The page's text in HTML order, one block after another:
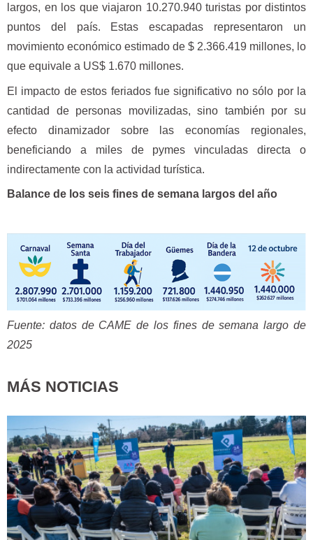
largos, en los que viajaron 10.270.940 turistas por distintos
puntos del país. Estas escapadas representaron un
movimiento económico estimado de $ 2.366.419 millones, lo
que equivale a US$ 1.670 millones.
El impacto de estos feriados fue significativo no sólo por la
cantidad de personas movilizadas, sino también por su
efecto dinamizador sobre las economías regionales,
beneficiando a miles de pymes vinculadas directa o
indirectamente con la actividad turística.
Balance de los seis fines de semana largos del año
Fuente: datos de CAME de los fines de semana largo de
2025
MÁS NOTICIAS